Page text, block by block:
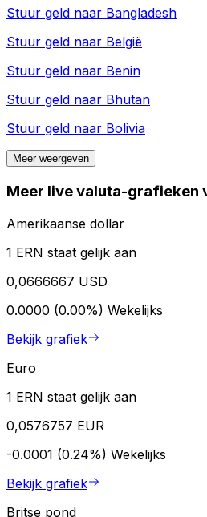
Stuur geld naar Bangladesh
Stuur geld naar België
Stuur geld naar Benin
Stuur geld naar Bhutan
Stuur geld naar Bolivia
Meer weergeven
Meer live valuta-grafieken
Amerikaanse dollar
1 ERN staat gelijk aan
0,0666667 USD
0.0000 (0.00%) Wekelijks
Bekijk grafiek
Euro
1 ERN staat gelijk aan
0,0576757 EUR
-0.0001 (0.24%) Wekelijks
Bekijk grafiek
Britse pond